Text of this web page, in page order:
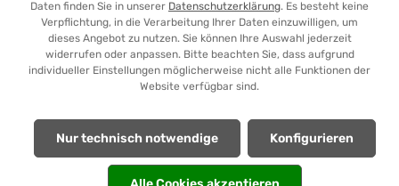
© 2026 RenéRosa Trikotmanufaktur - with
* Alle Preise inkl. gesetzl. Mehrwertsteuer zzgl.Versandkosten,
wenn nicht anders angegeben.
Daten finden Sie in unserer Datenschutzerklärung. Es besteht keine
Verpflichtung, in die Verarbeitung Ihrer Daten einzuwilligen, um
dieses Angebot zu nutzen. Sie können Ihre Auswahl jederzeit
widerrufen oder anpassen. Bitte beachten Sie, dass aufgrund
individueller Einstellungen möglicherweise nicht alle Funktionen der
Website verfügbar sind.
Nur technisch notwendige Konfigurieren